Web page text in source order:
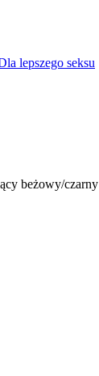
lepszego seksu
beżowy/czarny